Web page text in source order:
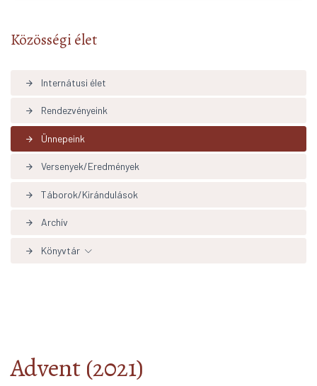
Közösségi élet
arrow_forward Internátusi élet
arrow_forward Rendezvényeink
arrow_forward Ünnepeink
arrow_forward Versenyek/Eredmények
arrow_forward Táborok/Kirándulások
arrow_forward Archív
arrow_forward Könyvtár
Advent (2021)